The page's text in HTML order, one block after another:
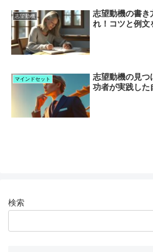
志望動機
志望動機の書き
れ！コツと例文
マインドセット
志望動機の見つ
功者が実践した
検索